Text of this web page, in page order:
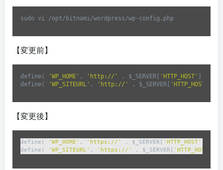
sudo vi /opt/bitnami/wordpress/wp-config.php
Bash
(bash )
【変更前】
define( 'WP_HOME' , 'http://' . $_SERVER[ 'HTTP_HOST'
define(
'WP_SITEURL' , 'http://' . $_SERVER[ 'HTTP_HOST'
PHP
(php)
【変更後】
define( 'WP_HOME' , 'https://' . $_SERVER[ 'HTTP_HOST'
define(
'WP_SITEURL' , 'https://' . $_SERVER[ 'HTTP_HOST'